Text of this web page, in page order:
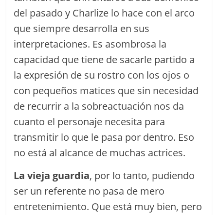
del pasado y Charlize lo hace con el arco
que siempre desarrolla en sus
interpretaciones. Es asombrosa la
capacidad que tiene de sacarle partido a
la expresión de su rostro con los ojos o
con pequeños matices que sin necesidad
de recurrir a la sobreactuación nos da
cuanto el personaje necesita para
transmitir lo que le pasa por dentro. Eso
no está al alcance de muchas actrices.
La vieja guardia, por lo tanto, pudiendo
ser un referente no pasa de mero
entretenimiento. Que está muy bien, pero